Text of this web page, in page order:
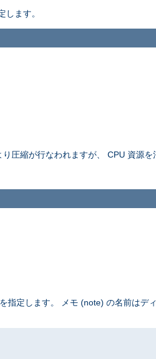
ます。
圧縮が行なわれますが、 CPU 資源を
定します。 メモ (note) の名前はデ